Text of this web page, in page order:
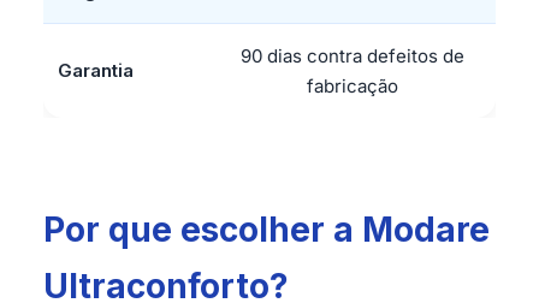
Garantia
90 dias contra defeitos de
fabricação
Por que escolher a Modare
Ultraconforto?